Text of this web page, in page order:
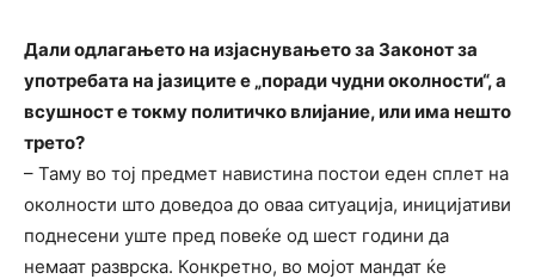
Дали одлагањето на изјаснувањето за Законот за
употребата на јазиците е „поради чудни околности“, а
всушност е токму политичко влијание, или има нешто
трето?
– Таму во тој предмет навистина постои еден сплет на
околности што доведоа до оваа ситуација, иницијативи
поднесени уште пред повеќе од шест години да
немаат разврска. Конкретно, во мојот мандат ќе